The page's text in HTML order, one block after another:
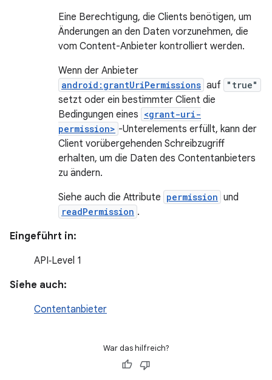
Eine Berechtigung, die Clients benötigen, um
Änderungen an den Daten vorzunehmen, die
vom Content-Anbieter kontrolliert werden.
Wenn der Anbieter
android:grantUriPermissions auf "true"
setzt oder ein bestimmter Client die
Bedingungen eines <grant-uri-
permission> -Unterelements erfüllt, kann der
Client vorübergehenden Schreibzugriff
erhalten, um die Daten des Contentanbieters
zu ändern.
Siehe auch die Attribute permission und
readPermission .
Eingeführt in:
API‑Level 1
Siehe auch:
Contentanbieter
War das hilfreich?